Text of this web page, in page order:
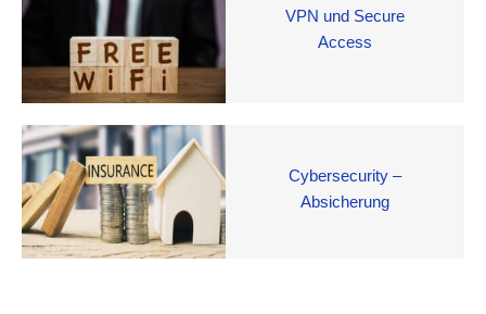
VPN und Secure
Access
Cybersecurity –
Absicherung